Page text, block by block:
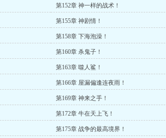
第152章 神一样的战术！
第155章 神剧情！
第158章 下海泡澡！
第160章 杀鬼子！
第163章 噬人鲨！
第166章 屋漏偏逢连夜雨！
第169章 神来之手！
第172章 牛在天上飞！
第175章 战争的最高境界！